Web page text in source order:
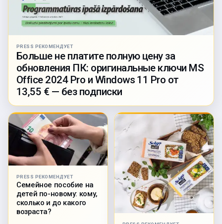
PRESS РЕКОМЕНДУЕТ
Больше не платите полную цену за
обновления ПК: оригинальные ключи MS
Office 2024 Pro и Windows 11 Pro от
13,55 € — без подписки
PRESS РЕКОМЕНДУЕТ
Семейное пособие на
детей по-новому: кому,
сколько и до какого
возраста?